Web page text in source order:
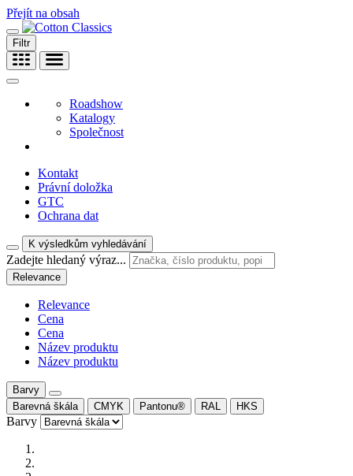
Přejít na obsah
Filtr
Roadshow
Katalogy
Společnost
Kontakt
Právní doložka
GTC
Ochrana dat
K výsledkům vyhledávání
Zadejte hledaný výraz...
Relevance
Relevance
Cena
Cena
Název produktu
Název produktu
Barvy
Barevná škála
CMYK Pantonu® RAL HKS
Barvy